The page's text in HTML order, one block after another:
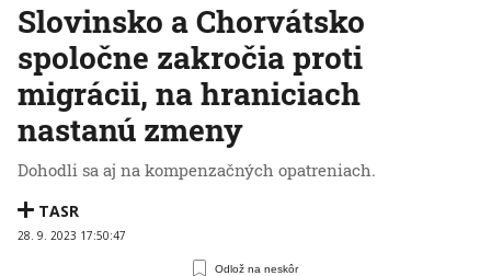
Slovinsko a Chorvátsko
spoločne zakročia proti
migrácii, na hraniciach
nastanú zmeny
Dohodli sa aj na kompenzačných opatreniach.
TASR
28. 9. 2023 17:50:47
Odlož na neskôr